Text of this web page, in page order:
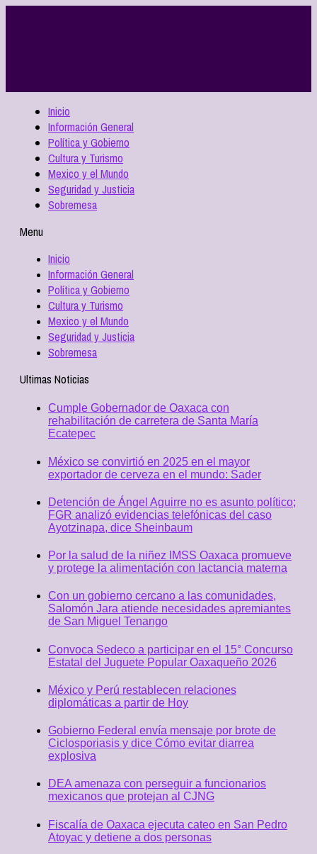
Inicio
Información General
Política y Gobierno
Cultura y Turismo
Mexico y el Mundo
Seguridad y Justicia
Sobremesa
Menu
Inicio
Información General
Política y Gobierno
Cultura y Turismo
Mexico y el Mundo
Seguridad y Justicia
Sobremesa
Ultimas Noticias
Cumple Gobernador de Oaxaca con
rehabilitación de carretera de Santa María
Ecatepec
México se convirtió en 2025 en el mayor
exportador de cerveza en el mundo: Sader
Detención de Ángel Aguirre no es asunto político;
FGR analizó evidencias telefónicas del caso
Ayotzinapa, dice Sheinbaum
Por la salud de la niñez IMSS Oaxaca promueve
y protege la alimentación con lactancia materna
Con un gobierno cercano a las comunidades,
Salomón Jara atiende necesidades apremiantes
de San Miguel Tenango
Convoca Sedeco a participar en el 15° Concurso
Estatal del Juguete Popular Oaxaqueño 2026
México y Perú restablecen relaciones
diplomáticas a partir de Hoy
Gobierno Federal envía mensaje por brote de
Ciclosporiasis y dice Cómo evitar diarrea
explosiva
DEA amenaza con perseguir a funcionarios
mexicanos que protejan al CJNG
Fiscalía de Oaxaca ejecuta cateo en San Pedro
Atoyac y detiene a dos personas